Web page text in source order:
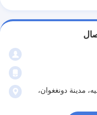
جيه، مدينة دونغغوان،